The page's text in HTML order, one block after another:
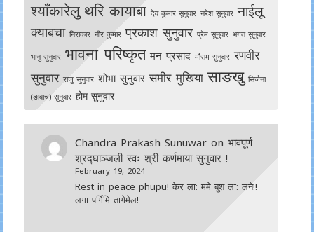
श्याँकारेलु थरि कायाबा देव कुमार सुनुवार नरेश सुनुवार नाईलू
क्याबचा निराकार नीर कुमार प्रकाश सुनुवार प्रेम सुनुवार भगत सुनुवार
भानु सुनुवार भावना परिष्कृत मन प्रसाद मौसम सुनुवार रणवीर
सुनुवार राजु सुनुवार शोभा सुनुवार समीर मुखिया साङखु सिर्जना
(ङावाच) सुनुवार होम सुनुवार
Chandra Prakash Sunuwar onभावपूर्ण
श्रद्घाञ्जली स्वः श्री कर्णमाया सुनुवार !
February 19, 2024
Rest in peace phupu! केर ला: ममे बुश ला: लने!!
लगा पर्गिमि तागेमेल!